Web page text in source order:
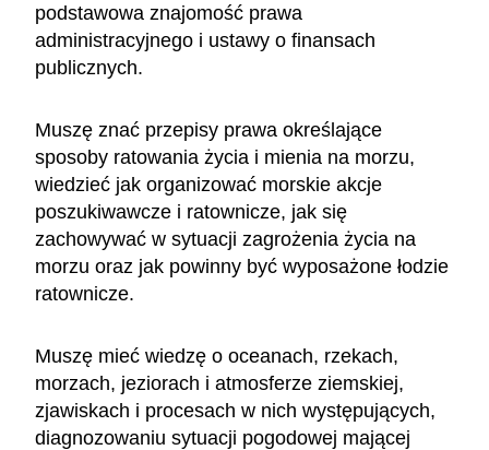
podstawowa znajomość prawa
administracyjnego i ustawy o finansach
publicznych.
Muszę znać przepisy prawa określające
sposoby ratowania życia i mienia na morzu,
wiedzieć jak organizować morskie akcje
poszukiwawcze i ratownicze, jak się
zachowywać w sytuacji zagrożenia życia na
morzu oraz jak powinny być wyposażone łodzie
ratownicze.
Muszę mieć wiedzę o oceanach, rzekach,
morzach, jeziorach i atmosferze ziemskiej,
zjawiskach i procesach w nich występujących,
diagnozowaniu sytuacji pogodowej mającej